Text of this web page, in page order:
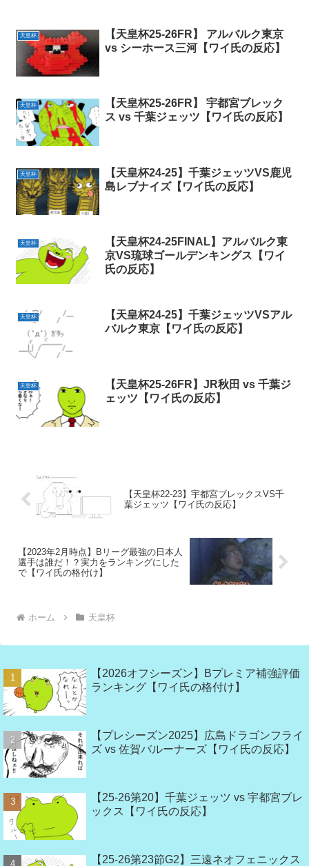
天皇杯
【天皇杯25-26FR】 アルバルク東京
vs シーホース三河【ワイ氏の反応】
天皇杯
【天皇杯25-26FR】 宇都宮ブレック
ス vs 千葉ジェッツ【ワイ氏の反応】
天皇杯
【天皇杯24-25】千葉ジェッツVS鹿児
島レブナイズ【ワイ氏の反応】
天皇杯
【天皇杯24-25FINAL】アルバルク東
京VS琉球ゴールデンキングス【ワイ
氏の反応】
天皇杯
【天皇杯24-25】千葉ジェッツVSアル
バルク東京【ワイ氏の反応】
天皇杯
【天皇杯25-26FR】JR秋田 vs 千葉ジ
ェッツ【ワイ氏の反応】
【天皇杯22-23】宇都宮ブレックスVS千
葉ジェッツ【ワイ氏の反応】
【2023年2月時点】Bリーグ最強の日本人
選手は誰だ！？実力をランキングにした
で【ワイ氏の格付け】
ホーム 天皇杯
【2026オフシーズン】Bプレミア補強評価
ランキング【ワイ氏の格付け】
【プレシーズン2025】広島ドラゴンフライ
ズ vs 佐賀バルーナーズ【ワイ氏の反応】
【25-26第20】千葉ジェッツ vs 宇都宮ブレ
ックス【ワイ氏の反応】
【25-26第23節G2】三遠ネオフェニックス